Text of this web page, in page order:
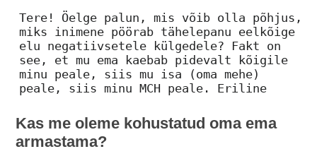
Tere! Öelge palun, mis võib olla põhjus,
miks inimene pöörab tähelepanu eelkõige
elu negatiivsetele külgedele? Fakt on
see, et mu ema kaebab pidevalt kõigile
minu peale, siis mu isa (oma mehe)
peale, siis minu MCH peale. Eriline
Kas me oleme kohustatud oma ema
armastama?